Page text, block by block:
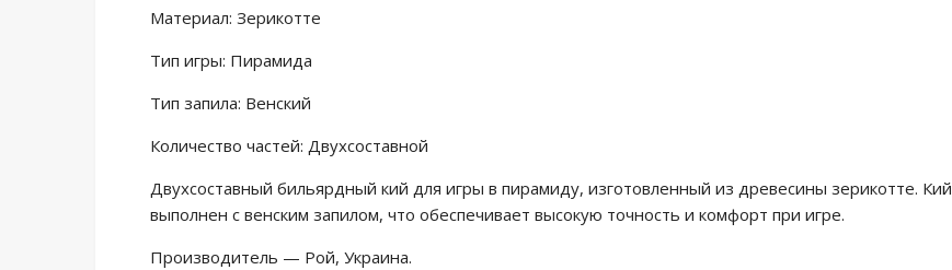
Материал: Зерикотте
Тип игры: Пирамида
Тип запила: Венский
Количество частей: Двухсоставной
Двухсоставный бильярдный кий для игры в пирамиду, изготовленный из древесины зерикотте. Кий
выполнен с венским запилом, что обеспечивает высокую точность и комфорт при игре.
Производитель — Рой, Украина.